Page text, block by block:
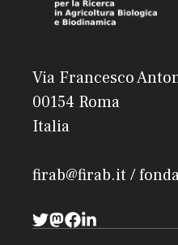
Via Francesco
00154 Roma
Italia
firab@firab.it /